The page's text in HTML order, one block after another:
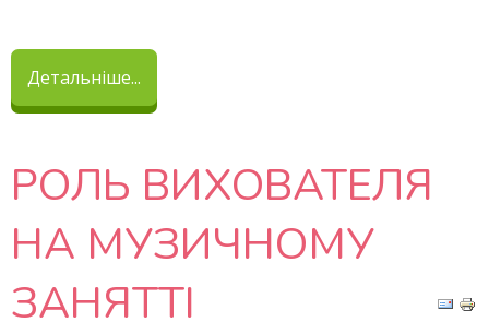
Детальніше...
РОЛЬ ВИХОВАТЕЛЯ
НА МУЗИЧНОМУ
ЗАНЯТТІ